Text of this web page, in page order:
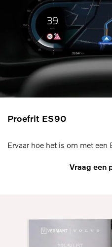
Proefrit ES90
Ervaar hoe het is om met een
Vraag een